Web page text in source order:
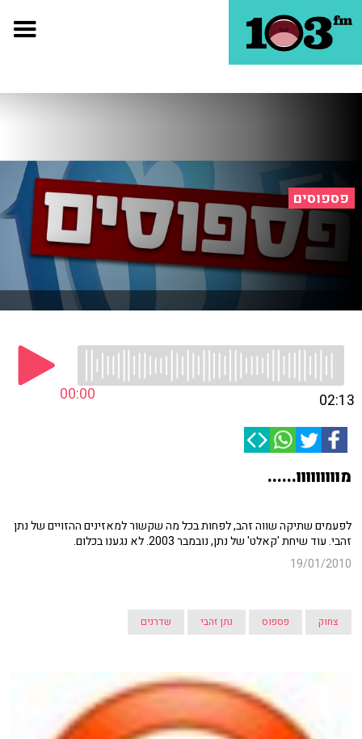
פספוסים
00:00 02:13
מווווווווו......
לפעמים שתיקה שווה זהב, לפחות בכל מה שקשור למאזינים ההזויים של נתן
זהבי. עוד שיחת 'קאלט' של נתן, נובמבר 2003. לא נגענו בכלום.
19/01/2010
צחוק פספוס נתן זהבי שדרנים